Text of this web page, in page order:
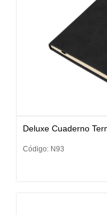
Deluxe Cuaderno
Código: N93